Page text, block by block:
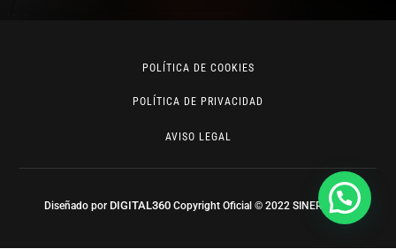
POLÍTICA DE COOKIES
POLÍTICA DE PRIVACIDAD
AVISO LEGAL
Diseñado por DIGITAL360 Copyright Oficial © 2022 SINERGIART